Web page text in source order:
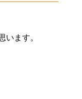
います。